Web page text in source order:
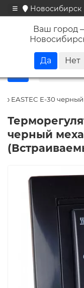
Новосибирск
Ваш город
EASTEC E-30
черный